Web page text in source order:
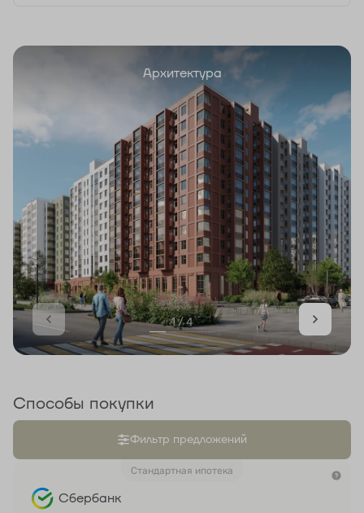
Архитектура
1 / 4
Способы покупки
Фильтр предложений
Стандартная ипотека
Сбербанк